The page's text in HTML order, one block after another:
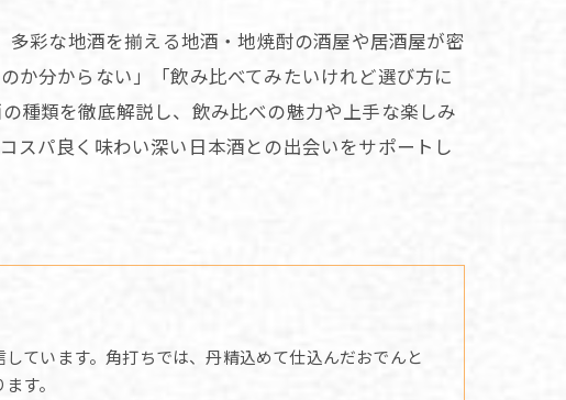
彩な地酒を揃える地酒・地焼酎の酒屋や居酒屋が密
か分からない」「飲み比べてみたいけれど選び方に
種類を徹底解説し、飲み比べの魅力や上手な楽しみ
スパ良く味わい深い日本酒との出会いをサポートし
ています。角打ちでは、丹精込めて仕込んだおでんと
す。